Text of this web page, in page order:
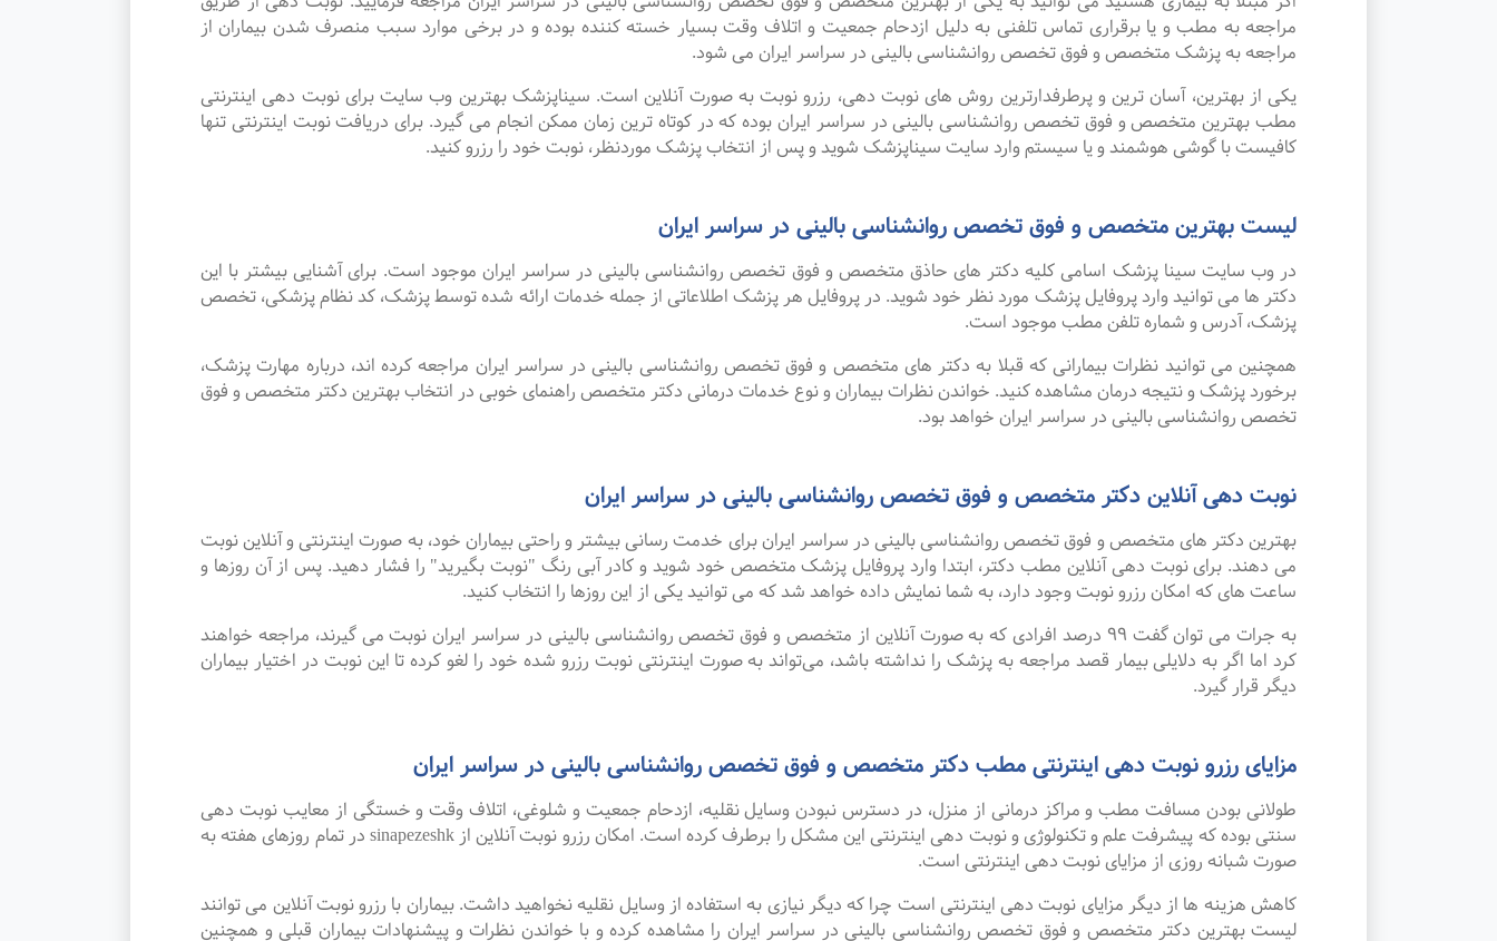
مراجعه به مطب و یا برقراری تماس تلفنی به دلیل ازدحام جمعیت و اتلاف وقت بسیار خسته کننده بوده و در برخی موارد سبب منصرف شدن بیماران از
مراجعه به پزشک متخصص و فوق تخصص روانشناسی بالینی در سراسر ایران می شود.
یکی از بهترین، آسان ترین و پرطرفدارترین روش های نوبت دهی، رزرو نوبت به صورت آنلاین است. سیناپزشک بهترین وب سایت برای نوبت دهی اینترنتی
مطب بهترین متخصص و فوق تخصص روانشناسی بالینی در سراسر ایران بوده که در کوتاه ترین زمان ممکن انجام می گیرد. برای دریافت نوبت اینترنتی تنها
کافیست با گوشی هوشمند و یا سیستم وارد سایت سیناپزشک شوید و پس از انتخاب پزشک موردنظر، نوبت خود را رزرو کنید.
لیست بهترین متخصص و فوق تخصص روانشناسی بالینی در سراسر ایران
در وب سایت سینا پزشک اسامی کلیه دکتر های حاذق متخصص و فوق تخصص روانشناسی بالینی در سراسر ایران موجود است. برای آشنایی بیشتر با این
دکتر ها می توانید وارد پروفایل پزشک مورد نظر خود شوید. در پروفایل هر پزشک اطلاعاتی از جمله خدمات ارائه شده توسط پزشک، کد نظام پزشکی، تخصص
پزشک، آدرس و شماره تلفن مطب موجود است.
همچنین می توانید نظرات بیمارانی که قبلا به دکتر های متخصص و فوق تخصص روانشناسی بالینی در سراسر ایران مراجعه کرده اند، درباره مهارت پزشک،
برخورد پزشک و نتیجه درمان مشاهده کنید. خواندن نظرات بیماران و نوع خدمات درمانی دکتر متخصص راهنمای خوبی در انتخاب بهترین دکتر متخصص و فوق
تخصص روانشناسی بالینی در سراسر ایران خواهد بود.
نوبت دهی آنلاین دکتر متخصص و فوق تخصص روانشناسی بالینی در سراسر ایران
بهترین دکتر های متخصص و فوق تخصص روانشناسی بالینی در سراسر ایران برای خدمت رسانی بیشتر و راحتی بیماران خود، به صورت اینترنتی و آنلاین نوبت
می دهند. برای نوبت دهی آنلاین مطب دکتر، ابتدا وارد پروفایل پزشک متخصص خود شوید و کادر آبی رنگ "نوبت بگیرید" را فشار دهید. پس از آن روزها و
ساعت های که امکان رزرو نوبت وجود دارد، به شما نمایش داده خواهد شد که می توانید یکی از این روزها را انتخاب کنید.
به جرات می‌ توان گفت ۹۹ درصد افرادی که به صورت آنلاین از متخصص و فوق تخصص روانشناسی بالینی در سراسر ایران نوبت می گیرند، مراجعه خواهند
کرد اما اگر به دلایلی بیمار قصد مراجعه به پزشک را نداشته باشد، می‌تواند به صورت اینترنتی نوبت رزرو شده خود را لغو کرده تا این نوبت در اختیار بیماران
دیگر قرار گیرد.
مزایای رزرو نوبت دهی اینترنتی مطب دکتر متخصص و فوق تخصص روانشناسی بالینی در سراسر ایران
طولانی بودن مسافت مطب و مراکز درمانی از منزل، در دسترس نبودن وسایل نقلیه، ازدحام جمعیت و شلوغی، اتلاف وقت و خستگی از معایب نوبت دهی
سنتی بوده که پیشرفت علم و تکنولوژی و نوبت دهی اینترنتی این مشکل را برطرف کرده است. امکان رزرو نوبت آنلاین از sinapezeshk در تمام روزهای هفته به
صورت شبانه روزی از مزایای نوبت دهی اینترنتی است.
کاهش هزینه ها از دیگر مزایای نوبت دهی اینترنتی است چرا که دیگر نیازی به استفاده از وسایل نقلیه نخواهید داشت. بیماران با رزرو نوبت آنلاین می توانند
لیست بهترین دکتر متخصص و فوق تخصص روانشناسی بالینی در سراسر ایران را مشاهده کرده و با خواندن نظرات و پیشنهادات بیماران قبلی و همچنین